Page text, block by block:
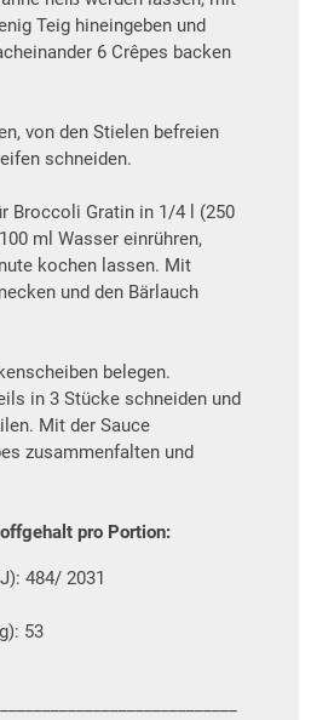
Teig hineingeben und
6 Crêpes backen
von den Stielen befreien
schneiden.
Broccoli Gratin in 1/4 l (250
ml Wasser einrühren,
kochen lassen. Mit
und den Bärlauch
belegen.
in 3 Stücke schneiden und
Mit der Sauce
zusammenfalten und
pro Portion:
484/ 2031
53